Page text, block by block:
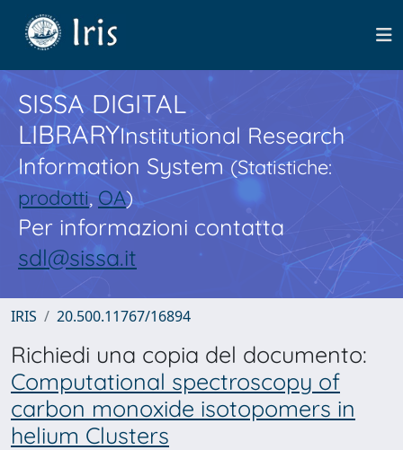
SISSA DIGITAL
LIBRARYInstitutional Research
Information System(Statistiche:
prodotti,OA)
Per informazioni contatta
sdl@sissa.it
IRIS 20.500.11767/16894
Richiedi una copia del documento:
Computational spectroscopy of
carbon monoxide isotopomers in
helium Clusters